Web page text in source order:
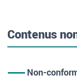
Contenus
Non-